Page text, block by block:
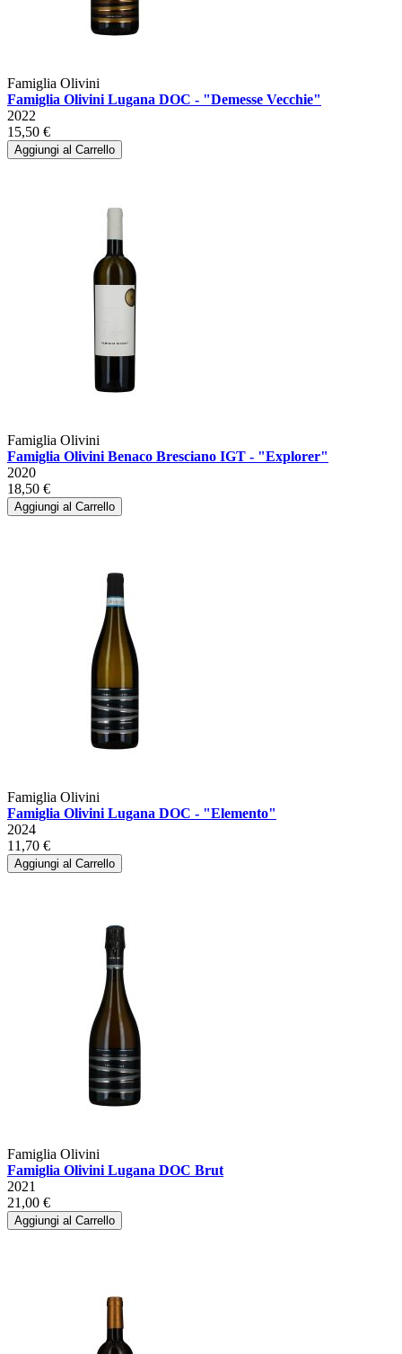
Famiglia Olivini
Famiglia Olivini Lugana DOC - "Demesse Vecchie"
2022
15,50 €
Aggiungi al Carrello
Famiglia Olivini
Famiglia Olivini Benaco Bresciano IGT - "Explorer"
2020
18,50 €
Aggiungi al Carrello
Famiglia Olivini
Famiglia Olivini Lugana DOC - "Elemento"
2024
11,70 €
Aggiungi al Carrello
Famiglia Olivini
Famiglia Olivini Lugana DOC Brut
2021
21,00 €
Aggiungi al Carrello